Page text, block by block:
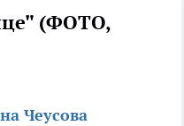
(ФОТО,
Чеусова